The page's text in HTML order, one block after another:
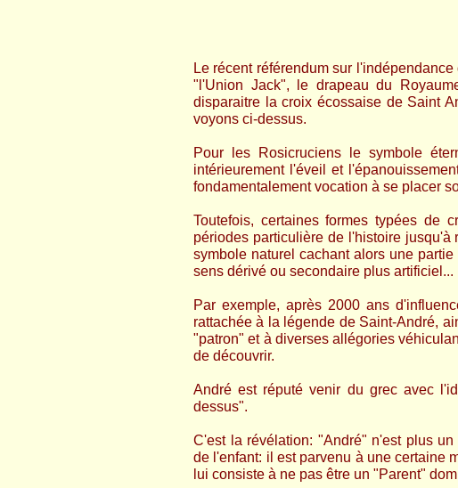
Le récent référendum sur
"l'Union Jack", le drapeau du
disparaitre la croix écossaise de Saint
voyons ci-dessus.
Pour les Rosicruciens le symbole
intérieurement l'éveil et
fondamentalement vocation à se placer
Toutefois, certaines formes typées de
périodes particulière de l'histoire
symbole naturel cachant alors une
sens dérivé ou secondaire plus artificiel...
Par exemple, après 2000 ans
rattachée à la légende de Saint-André,
"patron" et à diverses allégories
de découvrir.
André est réputé venir du grec avec
dessus".
C'est la révélation: "André" n'est plus
de l'enfant: il est parvenu à une certaine
lui consiste à ne pas être un "Parent"